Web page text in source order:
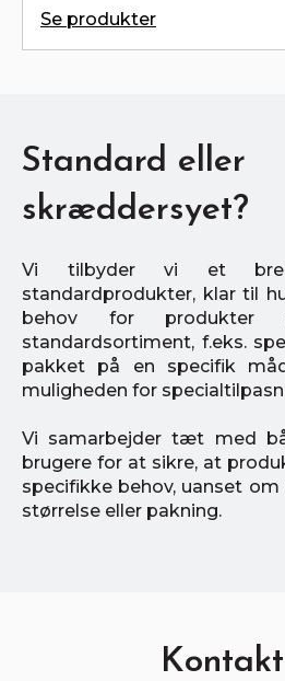
Se produkter
Standard eller
skræddersyet?
Vi tilbyder vi et
standardprodukter, klar til
behov for produkter
standardsortiment, f.eks.
pakket på en specifik
muligheden for
Vi samarbejder tæt med
brugere for at sikre, at
specifikke behov, uanset
størrelse eller pakning.